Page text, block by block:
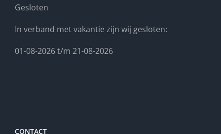
Gesloten
In verband met vakantie zijn wij gesloten:
01-08-2026 t/m 21-08-2026
CONTACT